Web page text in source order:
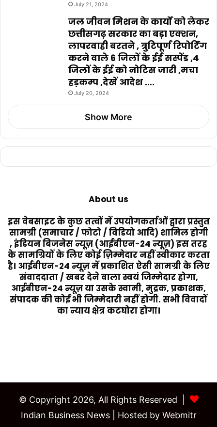
July 21, 2024
जल जीवन मिशन के कार्यों को लेकर
छत्तीसगढ़ सरकार का बड़ा एक्शन,
लापरवाही बरतने , त्रुटिपूर्ण रिपोर्टिंग
करने वाले 6 जिलों के ईई सस्पेंड ,4
जिलों के ईई को नोटिस जारी ,मचा
हड़कम्प ,देखें आदेश ….
July 20, 2024
Show More
About us
इस वेबसाइट के कुछ तत्वों में उपयोगकर्ताओं द्वारा प्रस्तुत
सामग्री (समाचार / फोटो / विडियो आदि) शामिल होगी
, इंडियन बिजनेस न्यूज़ (आईबीएन-24 न्यूज़) इस तरह
के सामग्रियों के लिए कोई ज़िम्मेदार नहीं स्वीकार करता
है। आईबीएन-24 न्यूज़ में प्रकाशित ऐसी सामग्री के लिए
संवाददाता / खबर देने वाला स्वयं जिम्मेदार होगा,
आईबीएन-24 न्यूज़ या उसके स्वामी, मुद्रक, प्रकाशक,
संपादक की कोई भी जिम्मेदारी नहीं होगी. सभी विवादों
का न्याय क्षेत्र कटघोरा होगा।
© Copyright 2026, All Rights Reserved |
Indian Business News| Hosted by Webmitr